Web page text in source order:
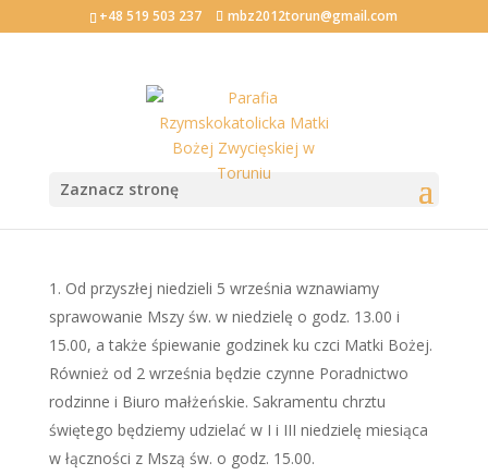
+48 519 503 237 mbz2012torun@gmail.com
Zaznacz stronę
XXIII Niedziela Zwykła
Od przyszłej niedzieli 5 września wznawiamy
sprawowanie Mszy św. w niedzielę o godz. 13.00 i
15.00, a także śpiewanie godzinek ku czci Matki Bożej.
Również od 2 września będzie czynne Poradnictwo
rodzinne i Biuro małżeńskie. Sakramentu chrztu
świętego będziemy udzielać w I i III niedzielę miesiąca
w łączności z Mszą św. o godz. 15.00.